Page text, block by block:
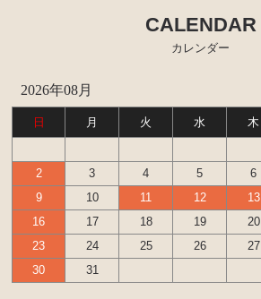
CALENDAR
カレンダー
2026年08月
日 月 火 水 木
2
3 4 5 6
9
10 11 12 13
16
17 18 19 20
23
24 25 26 27
30
31